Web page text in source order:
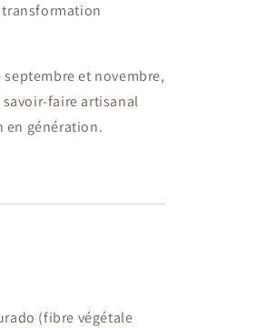
et novembre,
faire artisanal
en génération.
(fibre végétale